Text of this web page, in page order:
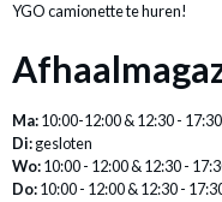
YGO camionette te huren!
Ma:10:00-12:00 & 12:30 - 17:30
Di:gesloten
Wo:10:00 - 12:00 & 12:30 -
Do:10:00 - 12:00 & 12:30 -